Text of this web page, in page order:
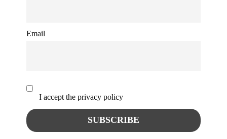
Email
I accept the privacy policy